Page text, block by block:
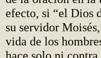
efecto, si “el Dios
su servidor
vida de los
hace solo ni